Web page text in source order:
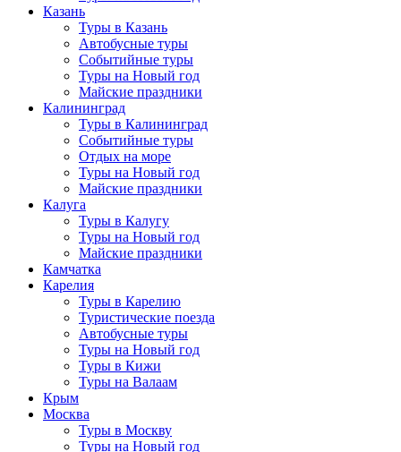
Казань
Туры в Казань
Автобусные туры
Событийные туры
Туры на Новый год
Майские праздники
Калининград
Туры в Калининград
Событийные туры
Отдых на море
Туры на Новый год
Майские праздники
Калуга
Туры в Калугу
Туры на Новый год
Майские праздники
Камчатка
Карелия
Туры в Карелию
Туристические поезда
Автобусные туры
Туры на Новый год
Туры в Кижи
Туры на Валаам
Крым
Москва
Туры в Москву
Туры на Новый год